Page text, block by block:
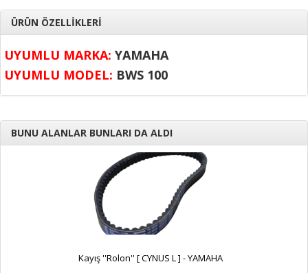
ÜRÜN ÖZELLİKLERİ
UYUMLU MARKA: YAMAHA
UYUMLU MODEL: BWS 100
BUNU ALANLAR BUNLARI DA ALDI
Kayış ''Rolon'' [ CYNUS L ] - YAMAHA